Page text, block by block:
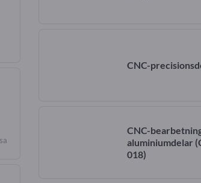
CNC-
CNC-
aluminiumdelar
018)